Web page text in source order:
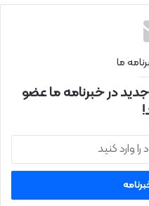
نتی
ما
در خبرنامه ما عضو